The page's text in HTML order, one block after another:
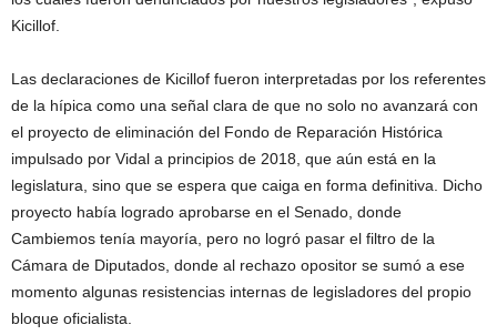
Kicillof.
Las declaraciones de Kicillof fueron interpretadas por los referentes
de la hípica como una señal clara de que no solo no avanzará con
el proyecto de eliminación del Fondo de Reparación Histórica
impulsado por Vidal a principios de 2018, que aún está en la
legislatura, sino que se espera que caiga en forma definitiva. Dicho
proyecto había logrado aprobarse en el Senado, donde
Cambiemos tenía mayoría, pero no logró pasar el filtro de la
Cámara de Diputados, donde al rechazo opositor se sumó a ese
momento algunas resistencias internas de legisladores del propio
bloque oficialista.